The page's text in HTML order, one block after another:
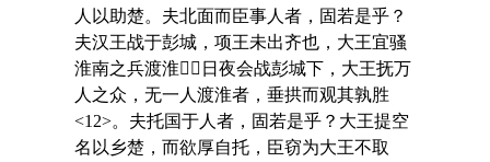
人以助楚。夫北面而臣事人者，固若是乎？
夫汉王战于彭城，项王未出齐也，大王宜骚
淮南之兵渡淮，日夜会战彭城下，大王抚万
人之众，无一人渡淮者，垂拱而观其孰胜
<12>。夫托国于人者，固若是乎？大王提空
名以乡楚，而欲厚自托，臣窃为大王不取